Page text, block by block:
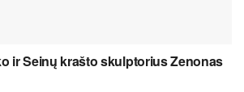
ir Seinų krašto skulptorius Zenonas